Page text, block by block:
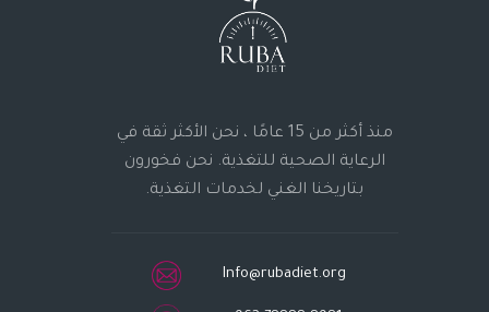
منذ أكثر من 15 عامًا ، نحن الأكثر ثقة في
الرعاية الصحية للتغذية. نحن فخورون
بتاريخنا الغني لخدمات التغذية.
Info@rubadiet.org